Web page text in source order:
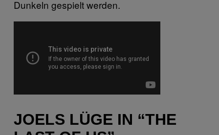
Dunkeln gespielt werden.
JOELS LÜGE IN “THE